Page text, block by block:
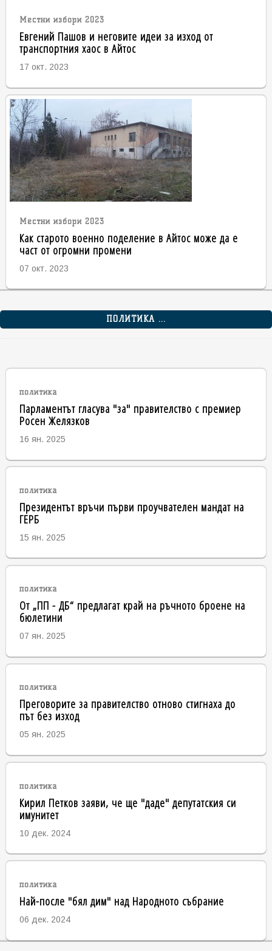
Местни избори 2023
Евгений Пашов и неговите идеи за изход от
транспортния хаос в Айтос
17 окт. 2023
Местни избори 2023
Как старото военно поделение в Айтос може да е
част от огромни промени
07 окт. 2023
ПОЛИТИКА ...
политика
Парламентът гласува "за" правителство с премиер
Росен Желязков
16 ян. 2025
политика
Президентът връчи първи проучвателен мандат на
ГЕРБ
15 ян. 2025
политика
От „ПП - ДБ“ предлагат край на ръчното броене на
бюлетини
07 ян. 2025
политика
Преговорите за правителство отново стигнаха до
път без изход
05 ян. 2025
политика
Кирил Петков заяви, че ще "даде" депутатския си
имунитет
10 дек. 2024
политика
Най-после "бял дим" над Народното събрание
06 дек. 2024